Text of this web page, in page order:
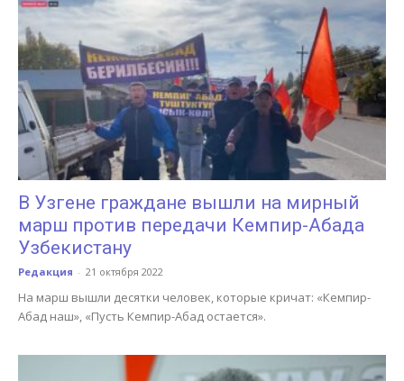
В Узгене граждане вышли на мирный
марш против передачи Кемпир-Абада
Узбекистану
Редакция - 21 октября 2022
На марш вышли десятки человек, которые кричат: «Кемпир-
Абад наш», «Пусть Кемпир-Абад остается».